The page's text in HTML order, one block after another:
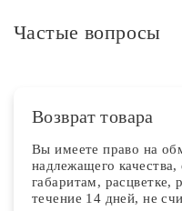
Частые вопросы
Возврат товара
Вы имеете право на
надлежащего
габаритам, расцветке,
течение 14 дней, не